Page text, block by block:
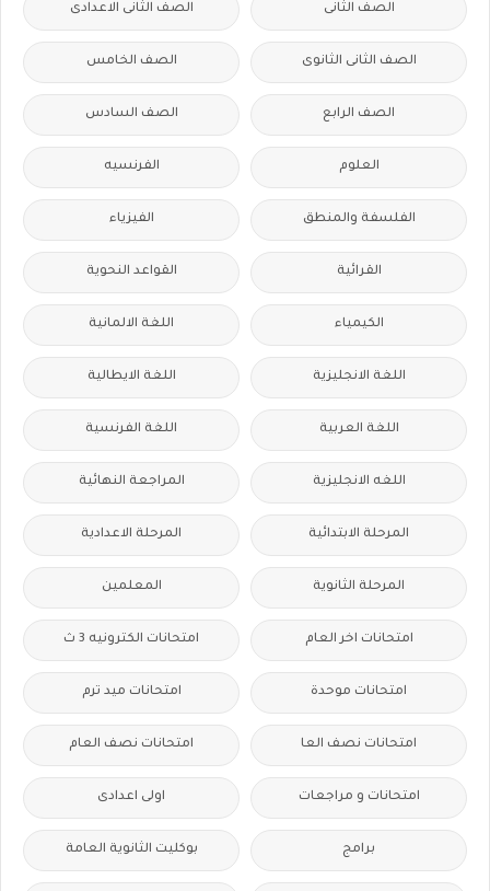
الصف الثانى الصف الثانى الاعدادى
الصف الثانى الثانوى الصف الخامس
الصف الرابع الصف السادس
العلوم الفرنسيه
الفلسفة والمنطق الفيزياء
القرائية القواعد النحوية
الكيمياء اللغة الالمانية
اللغة الانجليزية اللغة الايطالية
اللغة العربية اللغة الفرنسية
اللغه الانجليزية المراجعة النهائية
المرحلة الابتدائية المرحلة الاعدادية
المرحلة الثانوية المعلمين
امتحانات اخر العام امتحانات الكترونيه 3 ث
امتحانات موحدة امتحانات ميد ترم
امتحانات نصف العا امتحانات نصف العام
امتحانات و مراجعات اولى اعدادى
برامج بوكليت الثانوية العامة